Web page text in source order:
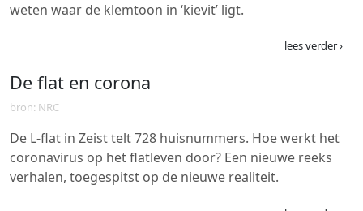
weten waar de klemtoon in ‘kievit’ ligt.
lees verder ›
De flat en corona
bron: NRC
De L-flat in Zeist telt 728 huisnummers. Hoe werkt het
coronavirus op het flatleven door? Een nieuwe reeks
verhalen, toegespitst op de nieuwe realiteit.